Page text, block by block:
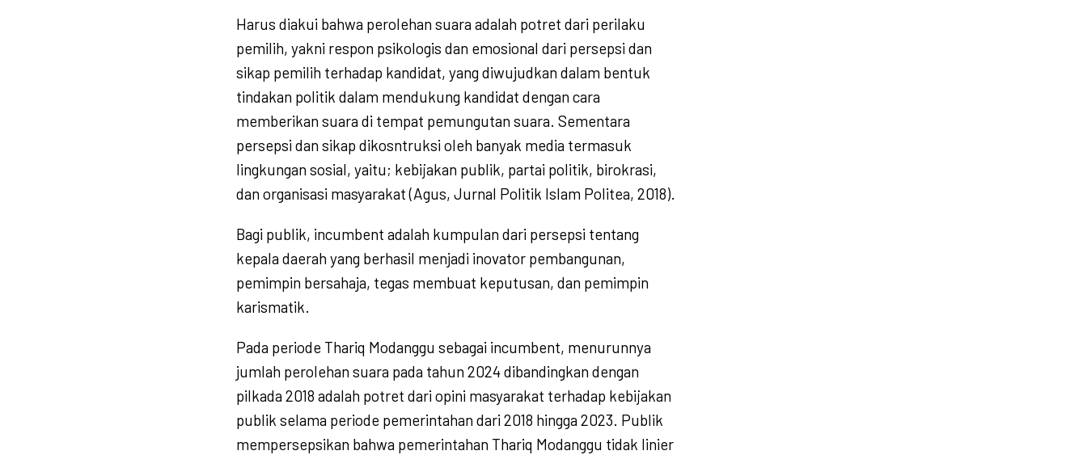
Harus diakui bahwa perolehan suara adalah potret dari perilaku
pemilih, yakni respon psikologis dan emosional dari persepsi dan
sikap pemilih terhadap kandidat, yang diwujudkan dalam bentuk
tindakan politik dalam mendukung kandidat dengan cara
memberikan suara di tempat pemungutan suara. Sementara
persepsi dan sikap dikosntruksi oleh banyak media termasuk
lingkungan sosial, yaitu; kebijakan publik, partai politik, birokrasi,
dan organisasi masyarakat (Agus, Jurnal Politik Islam Politea, 2018).
Bagi publik, incumbent adalah kumpulan dari persepsi tentang
kepala daerah yang berhasil menjadi inovator pembangunan,
pemimpin bersahaja, tegas membuat keputusan, dan pemimpin
karismatik.
Pada periode Thariq Modanggu sebagai incumbent, menurunnya
jumlah perolehan suara pada tahun 2024 dibandingkan dengan
pilkada 2018 adalah potret dari opini masyarakat terhadap kebijakan
publik selama periode pemerintahan dari 2018 hingga 2023. Publik
mempersepsikan bahwa pemerintahan Thariq Modanggu tidak linier